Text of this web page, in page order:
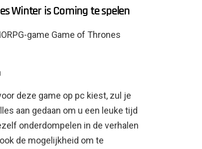
Winter is Coming te spelen
game Game of Thrones
deze game op pc kiest, zul je
aan gedaan om u een leuke tijd
onderdompelen in de verhalen
de mogelijkheid om te